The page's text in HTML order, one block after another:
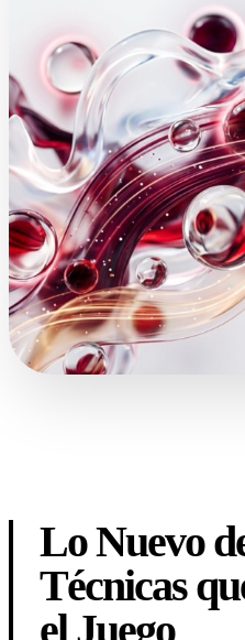
Lo Nuevo
Técnicas
el Juego